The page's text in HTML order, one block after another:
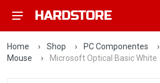
Home › Shop › PC Componentes ›
Mouse
› Microsoft Optical Basic White